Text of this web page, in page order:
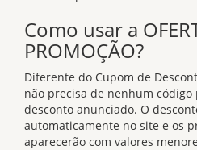
Como usar a
PROMOÇÃO?
Diferente do Cupom de
não precisa de nenhum código
desconto anunciado. O
automaticamente no site e os
aparecerão com valores